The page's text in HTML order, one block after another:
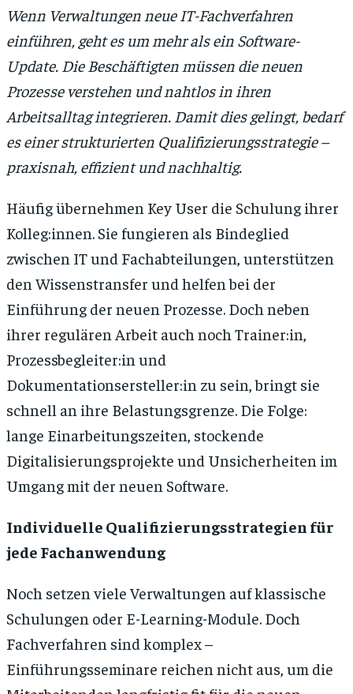
Wenn Verwaltungen neue IT-Fachverfahren
einführen, geht es um mehr als ein Software-
Update. Die Beschäftigten müssen die neuen
Prozesse verstehen und nahtlos in ihren
Arbeitsalltag integrieren. Damit dies gelingt, bedarf
es einer strukturierten Qualifizierungsstrategie –
praxisnah, effizient und nachhaltig.
Häufig übernehmen Key User die Schulung ihrer
Kolleg:innen. Sie fungieren als Bindeglied
zwischen IT und Fachabteilungen, unterstützen
den Wissenstransfer und helfen bei der
Einführung der neuen Prozesse. Doch neben
ihrer regulären Arbeit auch noch Trainer:in,
Prozessbegleiter:in und
Dokumentationsersteller:in zu sein, bringt sie
schnell an ihre Belastungsgrenze. Die Folge:
lange Einarbeitungszeiten, stockende
Digitalisierungsprojekte und Unsicherheiten im
Umgang mit der neuen Software.
Individuelle Qualifizierungsstrategien für
jede Fachanwendung
Noch setzen viele Verwaltungen auf klassische
Schulungen oder E-Learning-Module. Doch
Fachverfahren sind komplex –
Einführungsseminare reichen nicht aus, um die